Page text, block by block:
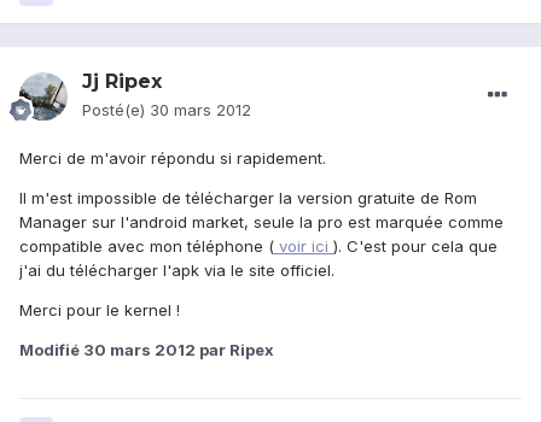
Jj Ripex
Posté(e) 30 mars 2012
Merci de m'avoir répondu si rapidement.
Il m'est impossible de télécharger la version gratuite de Rom
Manager sur l'android market, seule la pro est marquée comme
compatible avec mon téléphone ( voir ici ). C'est pour cela que
j'ai du télécharger l'apk via le site officiel.
Merci pour le kernel !
Modifié 30 mars 2012 par Ripex